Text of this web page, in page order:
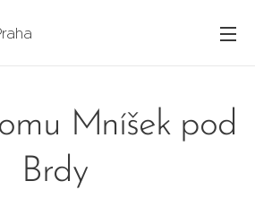
Mníšek pod
Brdy